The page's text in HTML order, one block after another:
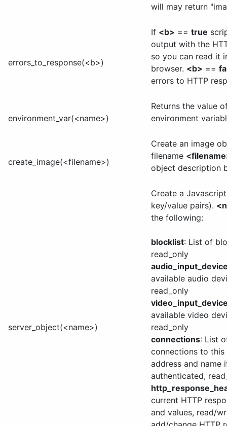
will may return
errors_to_response(<b>)
If <b> == true
output with the
so you can read it
browser. <b> ==
errors to HTTP
environment_var(<name>)
Returns the value
environment
create_image(<filename>)
Create an image
filename
object description
server_object(<name>)
Create a
key/value pairs).
the following:
blocklist: List of
read_only
available audio
read_only
available video
read_only
connections: List
connections to this
address and name
authenticated,
current HTTP
and values, read/